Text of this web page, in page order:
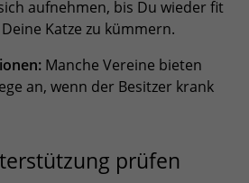
aufnehmen, bis Du wieder fit
Katze zu kümmern.
Manche Vereine bieten
an, wenn der Besitzer krank
prüfen